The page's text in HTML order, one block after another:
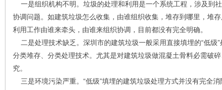
一是组织机构不明。垃圾的处理和利用是一个系统工程，涉及到
协调问题。如建筑垃圾怎么收集，由谁组织收集，堆存到哪里，堆
利用工作由谁来牵头，由谁来组织协调，目前都没有完全明确。
二是处理技术缺乏。深圳市的建筑垃圾一般采用直接填埋的“低级
分类堆存、分类处理技术。尤其是对建筑垃圾做混凝土骨料必需破
究。
三是环境污染严重。“低级”填埋的建筑垃圾处理方式并没有完全